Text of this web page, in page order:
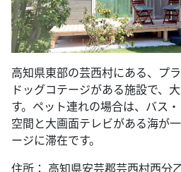
高知県東部の芸西村にある、プ
ドッグコテージがある施設で、
す。ペット連れの場合は、バス
空間と大画面テレビがある海が
ージに滞在です。
住所： 高知県安芸郡芸西村西分